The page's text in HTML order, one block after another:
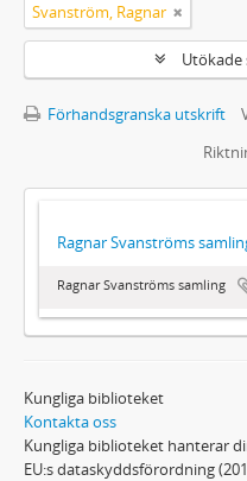
Svanström, Ragnar
Förhandsgranska utskrift
Ragnar Svanströms
Ragnar Svanströms samling
Kungliga biblioteket
Kontakta oss
Kungliga biblioteket hanterar
EU:s dataskyddsförordning